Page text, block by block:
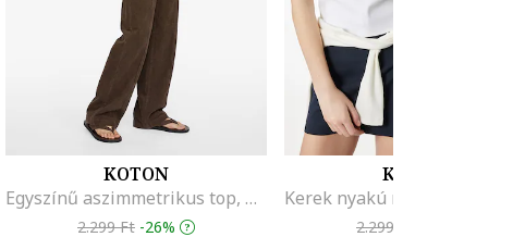
KOTON
Egyszínű aszimmetrikus top, Csontszín
2.299 Ft -26%
KOTON
2.299 Ft